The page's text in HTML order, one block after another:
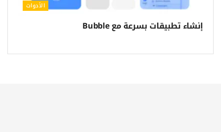
الأدوات
إنشاء تطبيقات بسرعة مع Bubble